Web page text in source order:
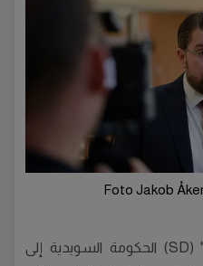
Foto Jakob
دعا حزب "ديمقراطيو السويد" (SD) الحكومة السويدية إلى